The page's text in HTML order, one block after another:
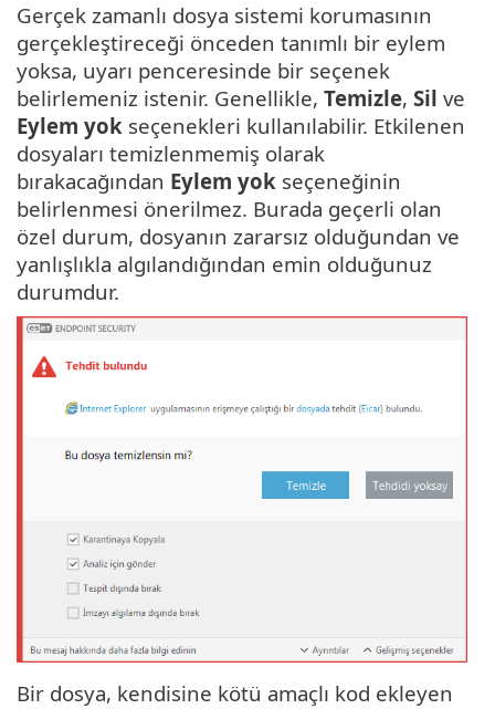
Gerçek zamanlı dosya sistemi korumasının
gerçekleştireceği önceden tanımlı bir eylem
yoksa, uyarı penceresinde bir seçenek
belirlemeniz istenir. Genellikle, Temizle, Sil ve
Eylem yok seçenekleri kullanılabilir. Etkilenen
dosyaları temizlenmemiş olarak
bırakacağından Eylem yok seçeneğinin
belirlenmesi önerilmez. Burada geçerli olan
özel durum, dosyanın zararsız olduğundan ve
yanlışlıkla algılandığından emin olduğunuz
durumdur.
Bir dosya, kendisine kötü amaçlı kod ekleyen